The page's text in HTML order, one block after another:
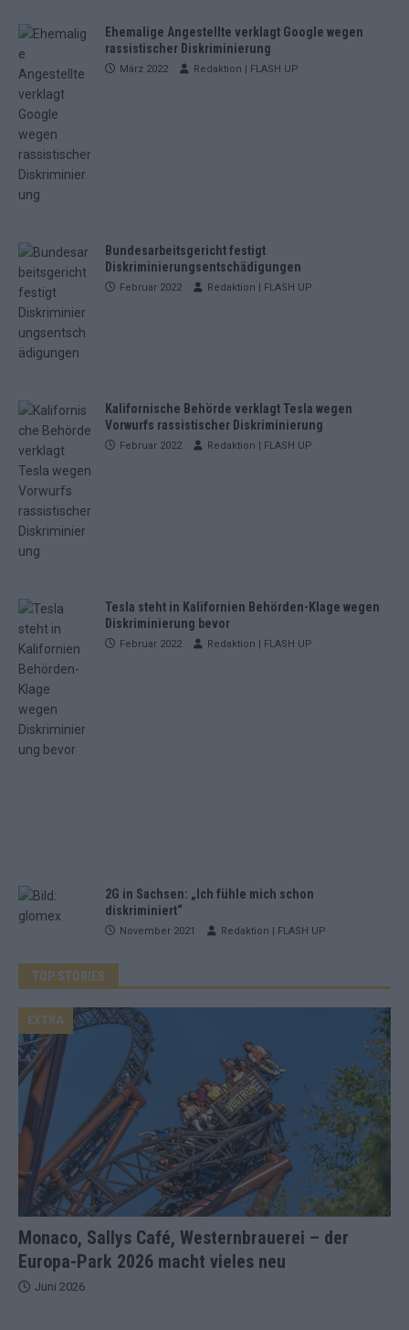
Ehemalige Angestellte verklagt Google wegen
rassistischer Diskriminierung
März 2022 Redaktion | FLASH UP
Bundesarbeitsgericht festigt
Diskriminierungsentschädigungen
Februar 2022 Redaktion | FLASH UP
Kalifornische Behörde verklagt Tesla wegen
Vorwurfs rassistischer Diskriminierung
Februar 2022 Redaktion | FLASH UP
Tesla steht in Kalifornien Behörden-Klage wegen
Diskriminierung bevor
Februar 2022 Redaktion | FLASH UP
2G in Sachsen: „Ich fühle mich schon
diskriminiert“
November 2021 Redaktion | FLASH UP
TOP STORIES
Monaco, Sallys Café, Westernbrauerei – der
Europa-Park 2026 macht vieles neu
EXTRA
Juni 2026